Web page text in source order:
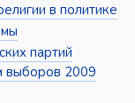
в политике
партий
выборов 2009